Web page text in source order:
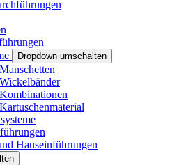
Dropdown umschalten
Hauseinführungen